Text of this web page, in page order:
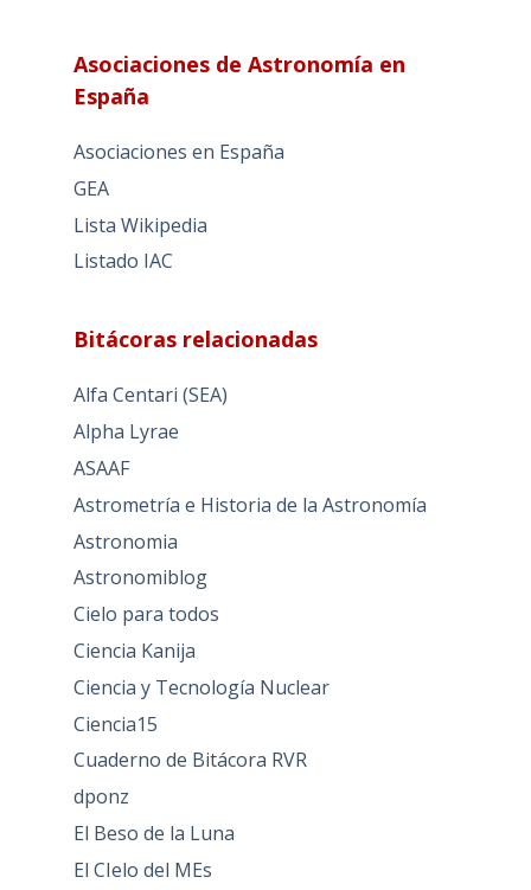
Asociaciones de Astronomía en
España
Asociaciones en España
GEA
Lista Wikipedia
Listado IAC
Bitácoras relacionadas
Alfa Centari (SEA)
Alpha Lyrae
ASAAF
Astrometría e Historia de la Astronomía
Astronomia
Astronomiblog
Cielo para todos
Ciencia Kanija
Ciencia y Tecnología Nuclear
Ciencia15
Cuaderno de Bitácora RVR
dponz
El Beso de la Luna
El CIelo del MEs